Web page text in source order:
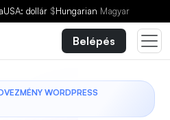
USA: dollár $Hungarian Magyar
Belépés
WORDPRESS